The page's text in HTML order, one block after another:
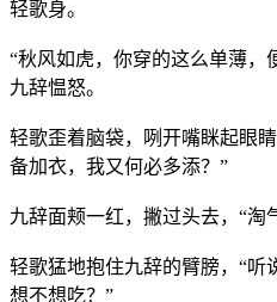
轻歌身。
“秋风如虎，你穿的这么单薄，
九辞愠怒。
轻歌歪着脑袋，咧开嘴眯起眼
备加衣，我又何必多添？”
九辞面颊一红，撇过头去，“淘
轻歌猛地抱住九辞的臂膀，“听
想不想吃？”